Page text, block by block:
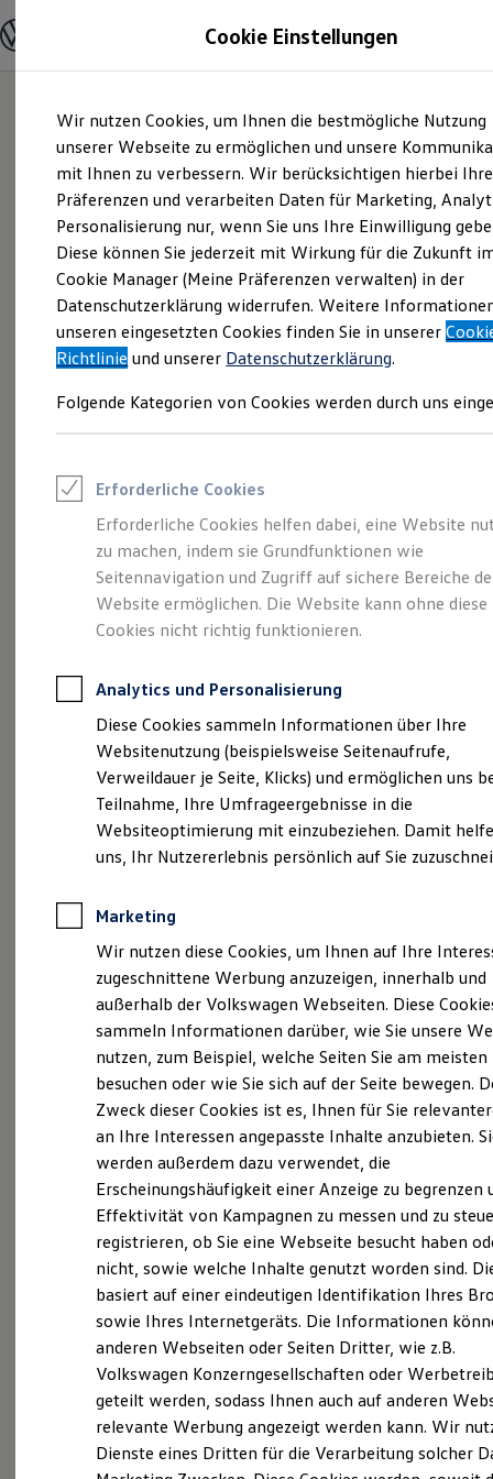
Hauptinhalt
springen
Footer
springen
Modelle und Konfigurator
Modelle vergleichen
Elektroautos
ENERGY Sondermodelle
Nutzfahrzeuge
SUV und CUV
Familienautos
Kombis
Kompaktwagen
Sportwagen
Schnell verfügbare Fahrzeuge
Angebote und Produkte
Aktuelle Angebote
E-Auto-Förderung
Volkswagen Marktplatz
Junge Gebrauchtwagen und Gebrauchtwagen
Saisonangebote
Leasing
Leasing-Angebote
Gebrauchtwagen Leasing
Junge Gebrauchtwagen-Leasing
Elektroauto Leasing
Kleinwagen-Leasing
Leasing ohne Anzahlung
Autokredit mit Schlussrate
Versicherungen und Garantien
Kfz-Versicherung
Restschuldversicherungen
Garantien
Wartungsverträge
Geschäftskunden
Professional Class bei Volkswagen
Großkunden
Behörden
Anpfiff zum Gewinn
Elektroautos
ID. Tutorials
Elektrofahrzeugkonzepte
Reichweite
Reichweite der ID. Modelle
Reichweite im Winter
Laden
Laden unterwegs
Laden Zuhause
Ladezeitensimulator
Batterie
Sicherheit
Garantie und Lebensdauer
Nachhaltigkeit
Technologie
Kosten und Kauf
Verbrauchskosten
Kaufoptionen
E-Auto-Förderung
Software und Konnektivität
Die ID. Software 6
ID. Software Versionen und Updates
Digitale Extras
Schnittstellen zu Ihrem ID.
Volkswagen Economy
Service Rabattaktion
(Impressum & Rechtliches)
Was ist der Economy Service
und wer kann ihn nutzen?
Ältere Volkswagen haben einen anderen
Servicebedarf als neue Fahrzeuge. Der Economy
Service ist speziell für Volkswagen Modelle
entwickelt worden, die älter als vier Jahre sind. Er
bietet Ihnen ein vielfältiges Leistungsspektrum mit
zeitwertgerechtem Service und hoher
Ersatzteilqualität. Die Leistungen sind durch
Fachwissen, Volkswagen Teile und langjährige
Erfahrung genau auf Ihr Fahrzeug abgestimmt und
decken nahezu alle Services ab. Die Preise sind
speziell auf das Alter Ihres Fahrzeugs ausgelegt. Bei
der Durchführung der im Serviceplan
vorgeschriebenen Leistungen wird auch die LongLife
Cookie Einstellungen
Wir nutzen Cookies, um Ihnen die bestmögliche Nutzung
unserer Webseite zu ermöglichen und unsere
mit Ihnen zu verbessern. Wir berücksichtigen hierbei Ihre
Präferenzen und verarbeiten Daten für Marketing,
Personalisierung nur, wenn Sie uns Ihre Einwilligung
Diese können Sie jederzeit mit Wirkung für die Zukunft
Cookie Manager (Meine Präferenzen verwalten) in der
Datenschutzerklärung widerrufen. Weitere
unseren eingesetzten Cookies finden Sie in unserer
Richtlinie und unserer Datenschutzerklärung.
Folgende Kategorien von Cookies werden durch uns
Erforderliche Cookies
Erforderliche Cookies helfen dabei, eine Website
zu machen, indem sie Grundfunktionen wie
Seitennavigation und Zugriff auf sichere Bereiche
Website ermöglichen. Die Website kann ohne diese
Cookies nicht richtig funktionieren.
Analytics und Personalisierung
Diese Cookies sammeln Informationen über Ihre
Websitenutzung (beispielsweise Seitenaufrufe,
Verweildauer je Seite, Klicks) und ermöglichen uns
Teilnahme, Ihre Umfrageergebnisse in die
Websiteoptimierung mit einzubeziehen. Damit
uns, Ihr Nutzererlebnis persönlich auf Sie
Marketing
Wir nutzen diese Cookies, um Ihnen auf Ihre
zugeschnittene Werbung anzuzeigen, innerhalb und
außerhalb der Volkswagen Webseiten. Diese
sammeln Informationen darüber, wie Sie unsere
nutzen, zum Beispiel, welche Seiten Sie am meisten
besuchen oder wie Sie sich auf der Seite bewegen.
Zweck dieser Cookies ist es, Ihnen für Sie
an Ihre Interessen angepasste Inhalte anzubieten.
werden außerdem dazu verwendet, die
Erscheinungshäufigkeit einer Anzeige zu begrenzen
Effektivität von Kampagnen zu messen und zu
registrieren, ob Sie eine Webseite besucht haben
nicht, sowie welche Inhalte genutzt worden sind.
basiert auf einer eindeutigen Identifikation Ihres
sowie Ihres Internetgeräts. Die Informationen
anderen Webseiten oder Seiten Dritter, wie z.B.
Volkswagen Konzerngesellschaften oder
geteilt werden, sodass Ihnen auch auf anderen
relevante Werbung angezeigt werden kann. Wir
Dienste eines Dritten für die Verarbeitung solcher